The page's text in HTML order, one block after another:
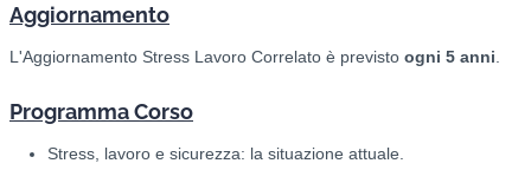
Aggiornamento
L'Aggiornamento Stress Lavoro Correlato è previsto ogni 5 anni
Programma Corso
Stress, lavoro e sicurezza: la situazione attuale.